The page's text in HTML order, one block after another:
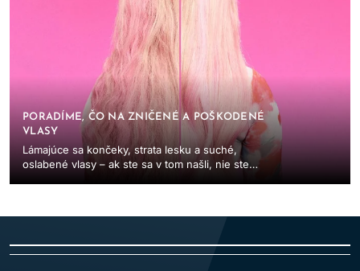
PORADÍME, ČO NA ZNIČENÉ A POŠKODENÉ
VLASY
Lámajúce sa končeky, strata lesku a suché,
oslabené vlasy – ak ste sa v tom našli, nie ste